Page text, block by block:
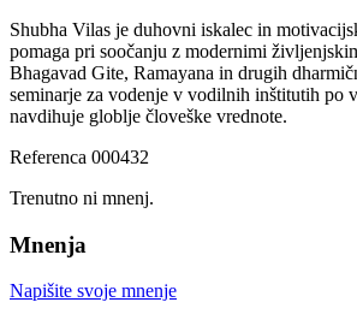
Shubha Vilas je duhovni iskalec in
pomaga pri soočanju z modernimi
Bhagavad Gite, Ramayana in drugih
seminarje za vodenje v vodilnih inštitutih po
navdihuje globlje človeške vrednote.
Referenca 000432
Trenutno ni mnenj.
Mnenja
Napišite svoje mnenje